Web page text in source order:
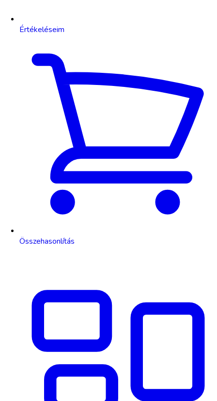
Értékeléseim
Összehasonlítás